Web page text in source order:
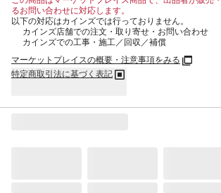
るお問い合わせに対応します。
以下の対応はカインズでは行っておりません。
カインズ店舗での注文・取り寄せ・お問い合わせ
カインズでの工事・施工／回収／補償
マーケットプレイスの概要・注意事項をみる
特定商取引法に基づく表記